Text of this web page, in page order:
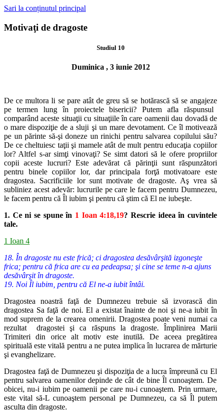
Sari la conținutul principal
Motivaţi de dragoste
Studiul 10
Duminica , 3 iunie 2012
De ce multora li se pare atât de greu să se hotărască să se angajeze
pe termen lung în proiectele bisericii? Putem afla răspunsul
comparând aceste situaţii cu situaţiile în care oamenii dau dovadă de
o mare dispoziţie de a sluji şi un mare devotament. Ce îl motivează
pe un părinte să-şi doneze un rinichi pentru salvarea copilului său?
De ce cheltuiesc taţii şi mamele atât de mult pentru educaţia copiilor
lor? Altfel s-ar simţi vinovaţi? Se simt datori să le ofere propriilor
copii aceste lucruri? Este adevărat că părinţii sunt răspunzători
pentru binele copiilor lor, dar principala forţă motivatoare este
dragostea. Sacrificiile lor sunt motivate de dragoste. Aş vrea să
subliniez acest adevăr: lucrurile pe care le facem pentru Dumnezeu,
le facem pentru că Îl iubim şi pentru că ştim că El ne iubeşte.
1. Ce ni se spune în 1 Ioan 4:18,19? Rescrie ideea în cuvintele
tale.
1 Ioan 4
18. În dragoste nu este frică; ci dragostea desăvârşită izgoneşte
frica; pentru că frica are cu ea pedeapsa; şi cine se teme n-a ajuns
desăvârşit în dragoste.
19. Noi Îl iubim, pentru că El ne-a iubit întâi.
Dragostea noastră faţă de Dumnezeu trebuie să izvorască din
dragostea Sa faţă de noi. El a existat înainte de noi şi ne-a iubit în
mod suprem de la crearea omenirii. Dragostea poate veni numai ca
rezultatdragostei şi ca răspuns la dragoste. Împlinirea Marii
Trimiteri din orice alt motiv este inutilă. De aceea pregătirea
spirituală este vitală pentru a neputea implica în lucrarea de mărturie
şi evanghelizare.
Dragostea faţă de Dumnezeu şi dispoziţia de a lucra împreună cu El
pentru salvarea oamenilor depinde de cât de bine Îl cunoaştem. De
obicei, nu-i iubim pe oamenii pe care nu-i cunoaştem. Prin urmare,
este vital să-L cunoaştem personal pe Dumnezeu, ca să Îl putem
asculta din dragoste.